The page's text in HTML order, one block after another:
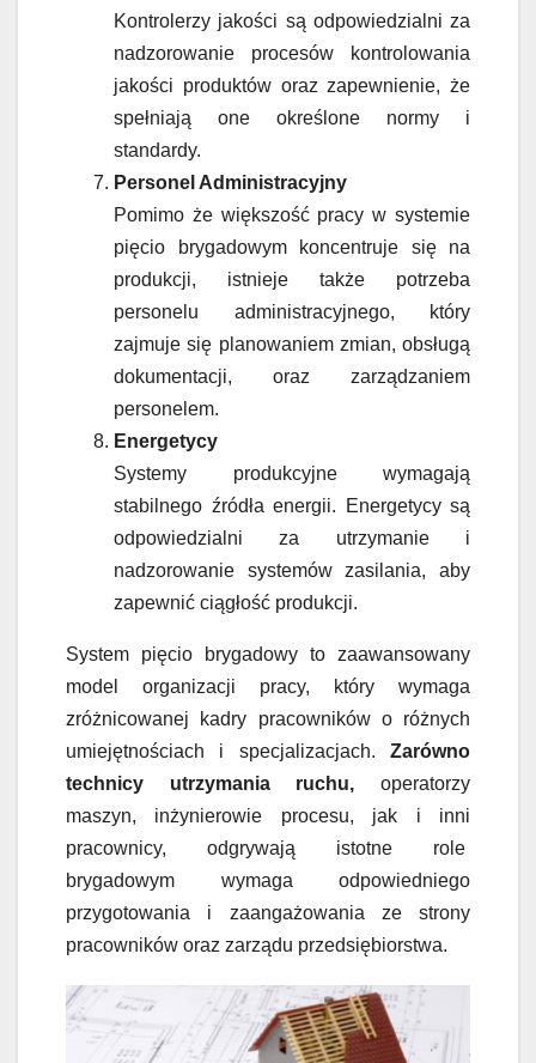
Kontrolerzy jakości są odpowiedzialni za
nadzorowanie procesów kontrolowania
jakości produktów oraz zapewnienie, że
spełniają one określone normy i
standardy.
Personel Administracyjny
Pomimo że większość pracy w systemie
pięcio brygadowym koncentruje się na
produkcji, istnieje także potrzeba
personelu administracyjnego, który
zajmuje się planowaniem zmian, obsługą
dokumentacji, oraz zarządzaniem
personelem.
Energetycy
Systemy produkcyjne wymagają
stabilnego źródła energii. Energetycy są
odpowiedzialni za utrzymanie i
nadzorowanie systemów zasilania, aby
zapewnić ciągłość produkcji.
System pięcio brygadowy to zaawansowany
model organizacji pracy, który wymaga
zróżnicowanej kadry pracowników o różnych
umiejętnościach i specjalizacjach. Zarówno
technicy utrzymania ruchu, operatorzy
maszyn, inżynierowie procesu, jak i inni
pracownicy, odgrywają istotne role
brygadowym wymaga odpowiedniego
przygotowania i zaangażowania ze strony
pracowników oraz zarządu przedsiębiorstwa.